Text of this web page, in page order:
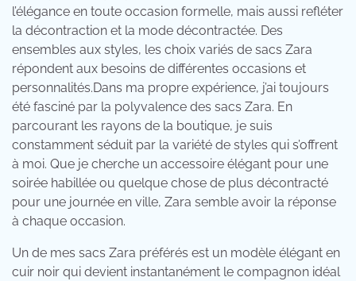
l’élégance en toute occasion formelle, mais aussi refléter
la décontraction et la mode décontractée. Des
ensembles aux styles, les choix variés de sacs Zara
répondent aux besoins de différentes occasions et
personnalités.Dans ma propre expérience, j’ai toujours
été fasciné par la polyvalence des sacs Zara. En
parcourant les rayons de la boutique, je suis
constamment séduit par la variété de styles qui s’offrent
à moi. Que je cherche un accessoire élégant pour une
soirée habillée ou quelque chose de plus décontracté
pour une journée en ville, Zara semble avoir la réponse
à chaque occasion.
Un de mes sacs Zara préférés est un modèle élégant en
cuir noir qui devient instantanément le compagnon idéal